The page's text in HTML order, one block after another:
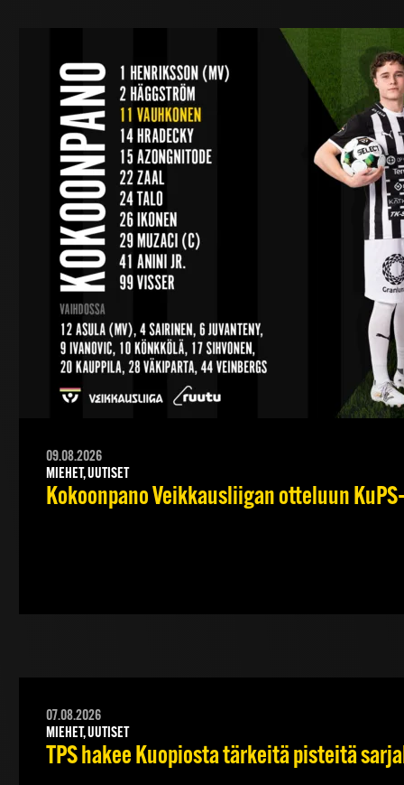
09.08.2026
MIEHET, UUTISET
Kokoonpano Veikkausliigan otteluun
07.08.2026
MIEHET, UUTISET
TPS hakee Kuopiosta tärkeitä pisteitä